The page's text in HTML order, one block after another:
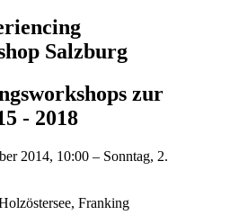
Salzburg
zur
- 2018
2014, 10:00 – Sonntag, 2.
Franking